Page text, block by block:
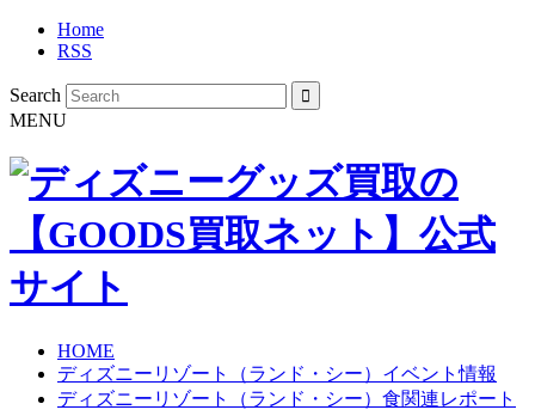
Home
RSS
Search
MENU
HOME
ディズニーリゾート（ランド・シー）イベント情報
ディズニーリゾート（ランド・シー）食関連レポート